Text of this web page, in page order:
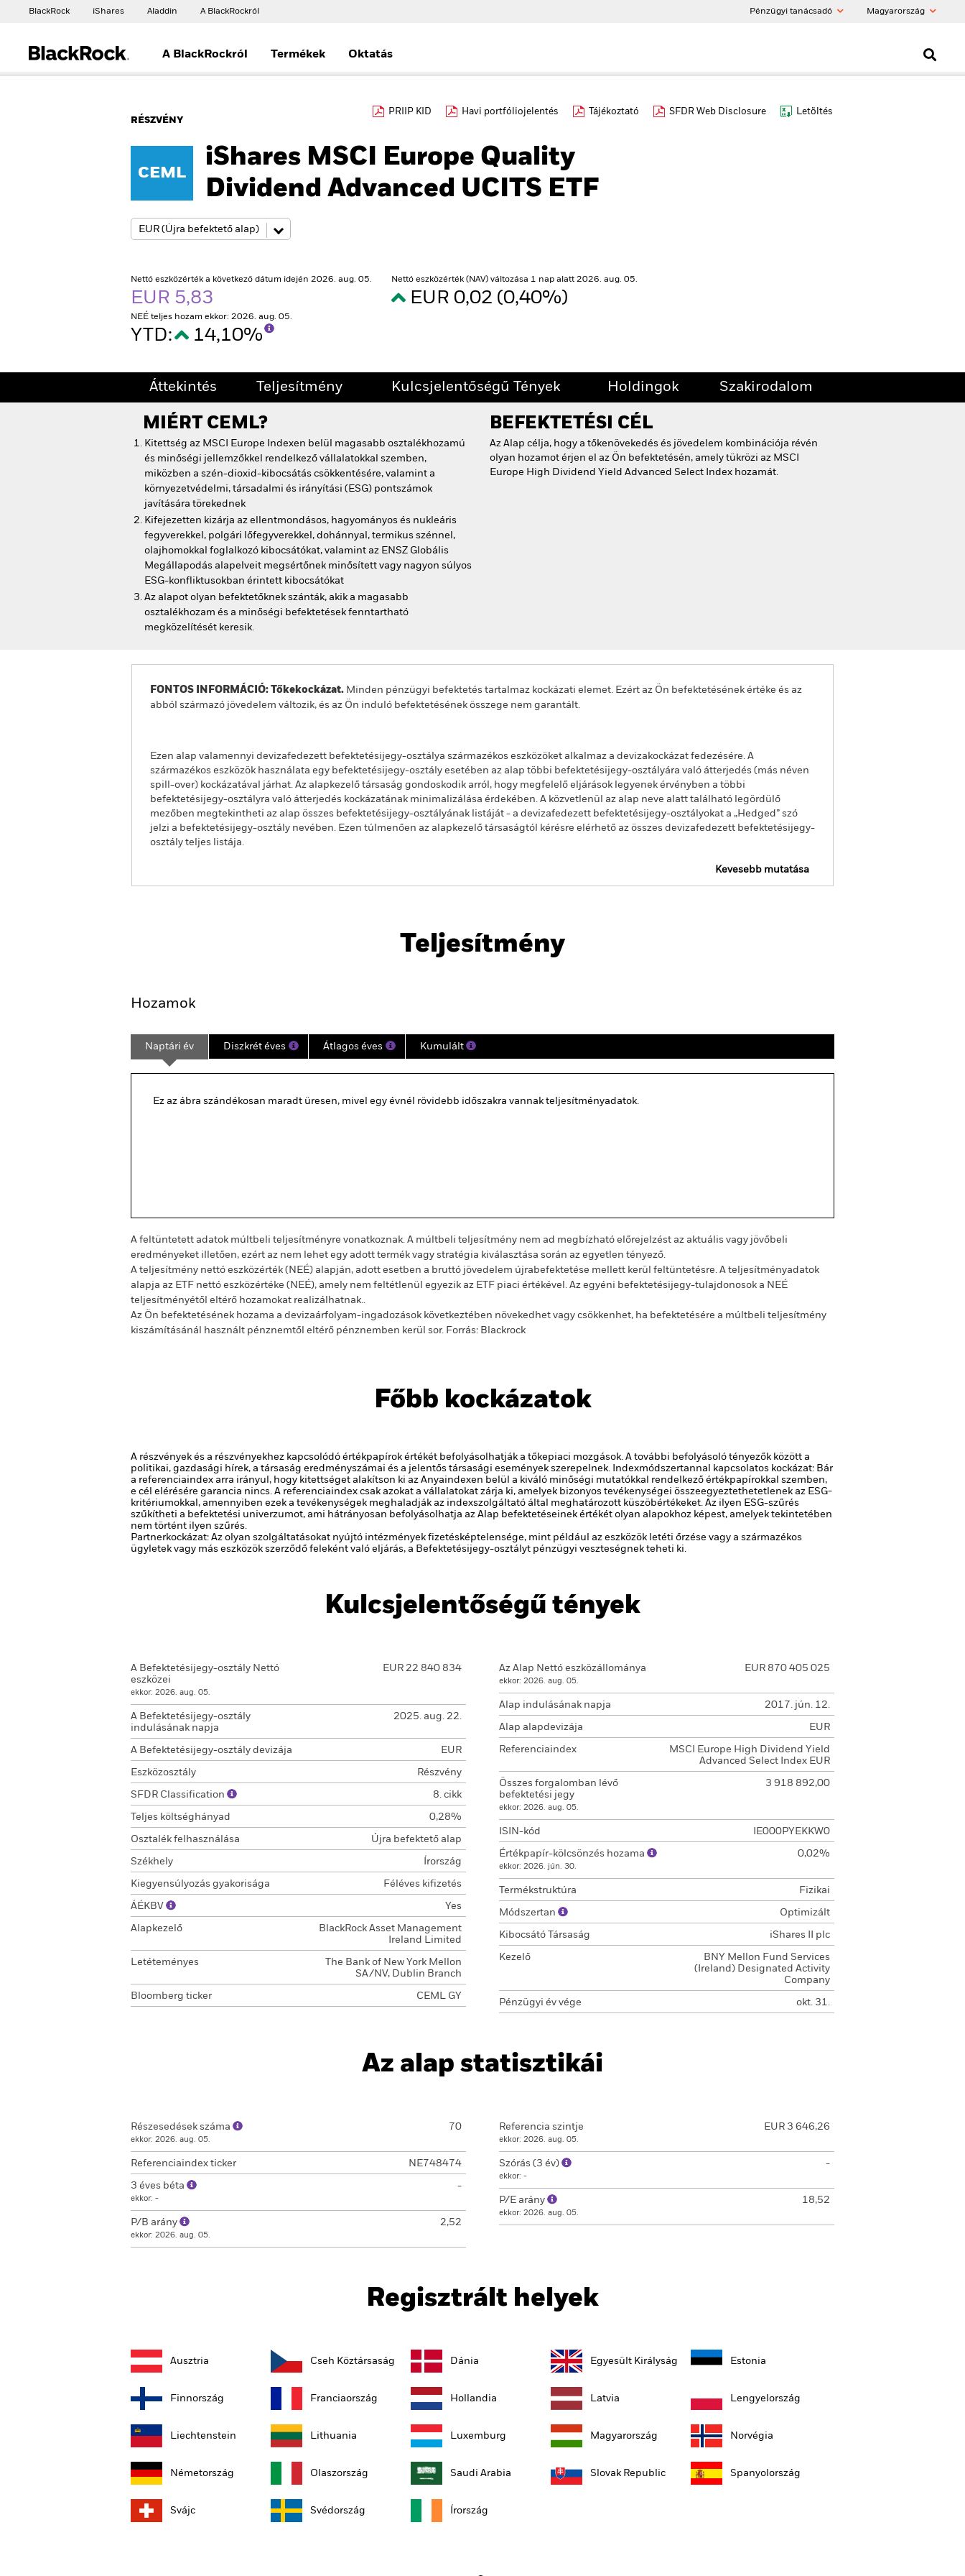
BlackRock iShares Aladdin A BlackRockról Pénzügyi tanácsadó Magyarország
A BlackRockról Termékek Oktatás
RÉSZVÉNY
PRIIP KID Havi portfóliojelentés Tájékoztató SFDR Web Disclosure Letöltés
CEML
iShares MSCI Europe Quality
Dividend Advanced UCITS ETF
Nettó eszközérték a következő dátum idején 2026. aug. 05.
EUR 5,83
Nettó eszközérték (NAV) változása 1 nap alatt 2026. aug. 05.
EUR 0,02 (0,40%)
NEÉ teljes hozam ekkor: 2026. aug. 05.
YTD: 14,10%
Áttekintés Teljesítmény Kulcsjelentőségű Tények Holdingok Szakirodalom
MIÉRT CEML?
Kitettség az MSCI Europe Indexen belül magasabb osztalékhozamú
és minőségi jellemzőkkel rendelkező vállalatokkal szemben,
miközben a szén-dioxid-kibocsátás csökkentésére, valamint a
környezetvédelmi, társadalmi és irányítási (ESG) pontszámok
javítására törekednek
Kifejezetten kizárja az ellentmondásos, hagyományos és nukleáris
fegyverekkel, polgári lőfegyverekkel, dohánnyal, termikus szénnel,
olajhomokkal foglalkozó kibocsátókat, valamint az ENSZ Globális
Megállapodás alapelveit megsértőnek minősített vagy nagyon súlyos
ESG-konfliktusokban érintett kibocsátókat
Az alapot olyan befektetőknek szánták, akik a magasabb
osztalékhozam és a minőségi befektetések fenntartható
megközelítését keresik.
BEFEKTETÉSI CÉL
Az Alap célja, hogy a tőkenövekedés és jövedelem kombinációja révén
olyan hozamot érjen el az Ön befektetésén, amely tükrözi az MSCI
Europe High Dividend Yield Advanced Select Index hozamát.
FONTOS INFORMÁCIÓ: Tőkekockázat. Minden pénzügyi befektetés tartalmaz kockázati elemet. Ezért az Ön befektetésének értéke és az
abból származó jövedelem változik, és az Ön induló befektetésének összege nem garantált.
Ezen alap valamennyi devizafedezett befektetésijegy-osztálya származékos eszközöket alkalmaz a devizakockázat fedezésére. A
származékos eszközök használata egy befektetésijegy-osztály esetében az alap többi befektetésijegy-osztályára való átterjedés (más néven
spill-over) kockázatával járhat. Az alapkezelő társaság gondoskodik arról, hogy megfelelő eljárások legyenek érvényben a többi
befektetésijegy-osztályra való átterjedés kockázatának minimalizálása érdekében. A közvetlenül az alap neve alatt található legördülő
mezőben megtekintheti az alap összes befektetésijegy-osztályának listáját - a devizafedezett befektetésijegy-osztályokat a „Hedged” szó
jelzi a befektetésijegy-osztály nevében. Ezen túlmenően az alapkezelő társaságtól kérésre elérhető az összes devizafedezett befektetésijegy-
osztály teljes listája.
Kevesebb mutatása
SFDR Web Disclosure
Teljesítmény
Hozamok
Naptári év Diszkrét éves Átlagos éves Kumulált
Ez az ábra szándékosan maradt üresen, mivel egy évnél rövidebb időszakra vannak teljesítményadatok.
A feltüntetett adatok múltbeli teljesítményre vonatkoznak. A múltbeli teljesítmény nem ad megbízható előrejelzést az aktuális vagy jövőbeli
eredményeket illetően, ezért az nem lehet egy adott termék vagy stratégia kiválasztása során az egyetlen tényező.
A teljesítmény nettó eszközérték (NEÉ) alapján, adott esetben a bruttó jövedelem újrabefektetése mellett kerül feltüntetésre. A teljesítményadatok
alapja az ETF nettó eszközértéke (NEÉ), amely nem feltétlenül egyezik az ETF piaci értékével. Az egyéni befektetésijegy-tulajdonosok a NEÉ
teljesítményétől eltérő hozamokat realizálhatnak..
Az Ön befektetésének hozama a devizaárfolyam-ingadozások következtében növekedhet vagy csökkenhet, ha befektetésére a múltbeli teljesítmény
kiszámításánál használt pénznemtől eltérő pénznemben kerül sor. Forrás: Blackrock
Főbb kockázatok
A részvények és a részvényekhez kapcsolódó értékpapírok értékét befolyásolhatják a tőkepiaci mozgások. A további befolyásoló tényezők között a
politikai, gazdasági hírek, a társaság eredményszámai és a jelentős társasági események szerepelnek. Indexmódszertannal kapcsolatos kockázat: Bár
a referenciaindex arra irányul, hogy kitettséget alakítson ki az Anyaindexen belül a kiváló minőségi mutatókkal rendelkező értékpapírokkal szemben,
e cél elérésére garancia nincs. A referenciaindex csak azokat a vállalatokat zárja ki, amelyek bizonyos tevékenységei összeegyeztethetetlenek az ESG-
kritériumokkal, amennyiben ezek a tevékenységek meghaladják az indexszolgáltató által meghatározott küszöbértékeket. Az ilyen ESG-szűrés
szűkítheti a befektetési univerzumot, ami hátrányosan befolyásolhatja az Alap befektetéseinek értékét olyan alapokhoz képest, amelyek tekintetében
nem történt ilyen szűrés.
Partnerkockázat: Az olyan szolgáltatásokat nyújtó intézmények fizetésképtelensége, mint például az eszközök letéti őrzése vagy a származékos
ügyletek vagy más eszközök szerződő feleként való eljárás, a Befektetésijegy-osztályt pénzügyi veszteségnek teheti ki.
Kulcsjelentőségű tények
A Befektetésijegy-osztály Nettó
eszközei
ekkor: 2026. aug. 05.
EUR 22 840 834
A Befektetésijegy-osztály
indulásának napja
2025. aug. 22.
A Befektetésijegy-osztály devizája EUR
Eszközosztály Részvény
SFDR Classification 8. cikk
Teljes költséghányad 0,28%
Osztalék felhasználása Újra befektető alap
Székhely Írország
Kiegyensúlyozás gyakorisága Féléves kifizetés
ÁÉKBV Yes
Alapkezelő
BlackRock Asset Management
Ireland Limited
Letéteményes
The Bank of New York Mellon
SA/NV, Dublin Branch
Bloomberg ticker CEML GY
Az Alap Nettó eszközállománya
ekkor: 2026. aug. 05.
EUR 870 405 025
Alap indulásának napja 2017. jún. 12.
Alap alapdevizája EUR
Referenciaindex
MSCI Europe High Dividend Yield
Advanced Select Index EUR
Összes forgalomban lévő
befektetési jegy
ekkor: 2026. aug. 05.
3 918 892,00
ISIN-kód IE000PYEKKW0
Értékpapír-kölcsönzés hozama
ekkor: 2026. jún. 30.
0,02%
Termékstruktúra Fizikai
Módszertan Optimizált
Kibocsátó Társaság iShares II plc
Kezelő
BNY Mellon Fund Services
(Ireland) Designated Activity
Company
Pénzügyi év vége okt. 31.
Az alap statisztikái
Részesedések száma
ekkor: 2026. aug. 05.
70
Referenciaindex ticker NE748474
3 éves béta
ekkor: -
-
P/B arány
ekkor: 2026. aug. 05.
2,52
Referencia szintje
ekkor: 2026. aug. 05.
EUR 3 646,26
Szórás (3 év)
ekkor: -
-
P/E arány
ekkor: 2026. aug. 05.
18,52
Regisztrált helyek
Ausztria Cseh Köztársaság Dánia Egyesült Királyság Estonia
Finnország Franciaország Hollandia Latvia Lengyelország
Liechtenstein Lithuania Luxemburg Magyarország Norvégia
Németország Olaszország Saudi Arabia Slovak Republic Spanyolország
Svájc Svédország Írország